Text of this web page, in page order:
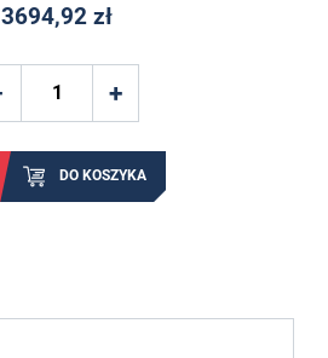
3694,92 zł
DO KOSZYKA